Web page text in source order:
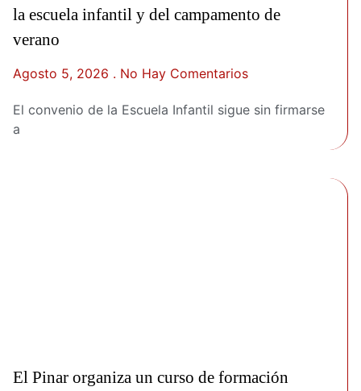
la escuela infantil y del campamento de
verano
Agosto 5, 2026 No Hay Comentarios
El convenio de la Escuela Infantil sigue sin firmarse
a
El Pinar organiza un curso de formación